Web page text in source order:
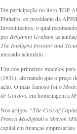
Em participação no livro TOP
Pinheiro, ex presidente da
Investimentos, o qual
porBenjamin Graham as
The Inteligent Investor and
mercado acionário.
Um dos primeiros modelos
(1931), afirmando que o preço
ação. O mais famoso foi o
de Gordon, em homenagem a
Nos artigos “The Cost of
Franco ModiglianieMerton
capital em finanças empresariais.